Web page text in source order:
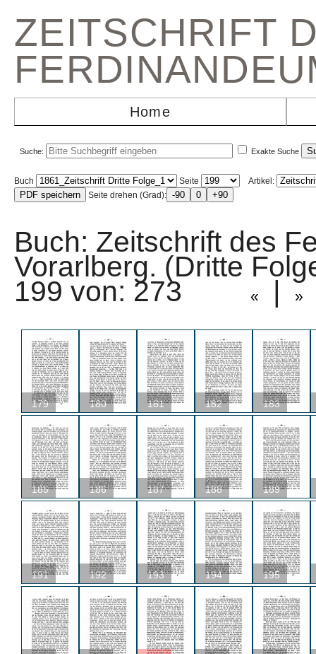
ZEITSCHRIFT
Home
Suche: Exakte Suche
Buch Seite
Artikel:
Seite drehen (Grad):
Buch: Zeitschrift des
Vorarlberg. (Dritte
199 von: 273 « | »
179 180 181 182 183
185 186 187 188 189
191 192 193 194 195